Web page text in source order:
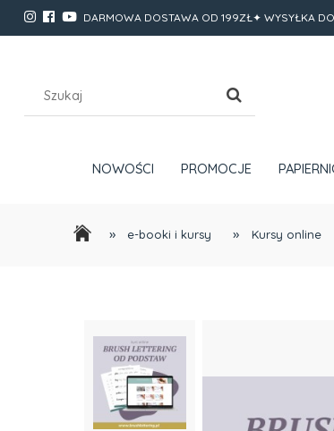
DARMOWA DOSTAWA OD 199ZŁ✦ WYSYŁKA
NOWOŚCI PROMOCJE
» e-booki i kursy » Kursy online